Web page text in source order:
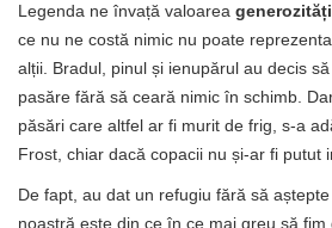
Legenda ne învață valoarea
ce nu ne costă nimic nu poate
alții. Bradul, pinul și ienupărul au decis
pasăre fără să ceară nimic în schimb.
păsări care altfel ar fi murit de frig, s-a
Frost, chiar dacă copacii nu și-ar fi putut
De fapt, au dat un refugiu fără să
noastră este din ce în ce mai greu să